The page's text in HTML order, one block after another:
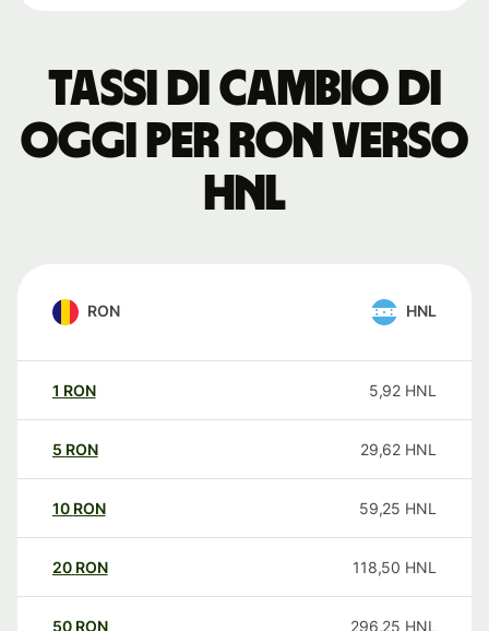
Tassi di cambio di
oggi per RON verso
HNL
RON HNL
1 RON 5,92 HNL
5 RON 29,62 HNL
10 RON 59,25 HNL
20 RON 118,50 HNL
50 RON 296,25 HNL